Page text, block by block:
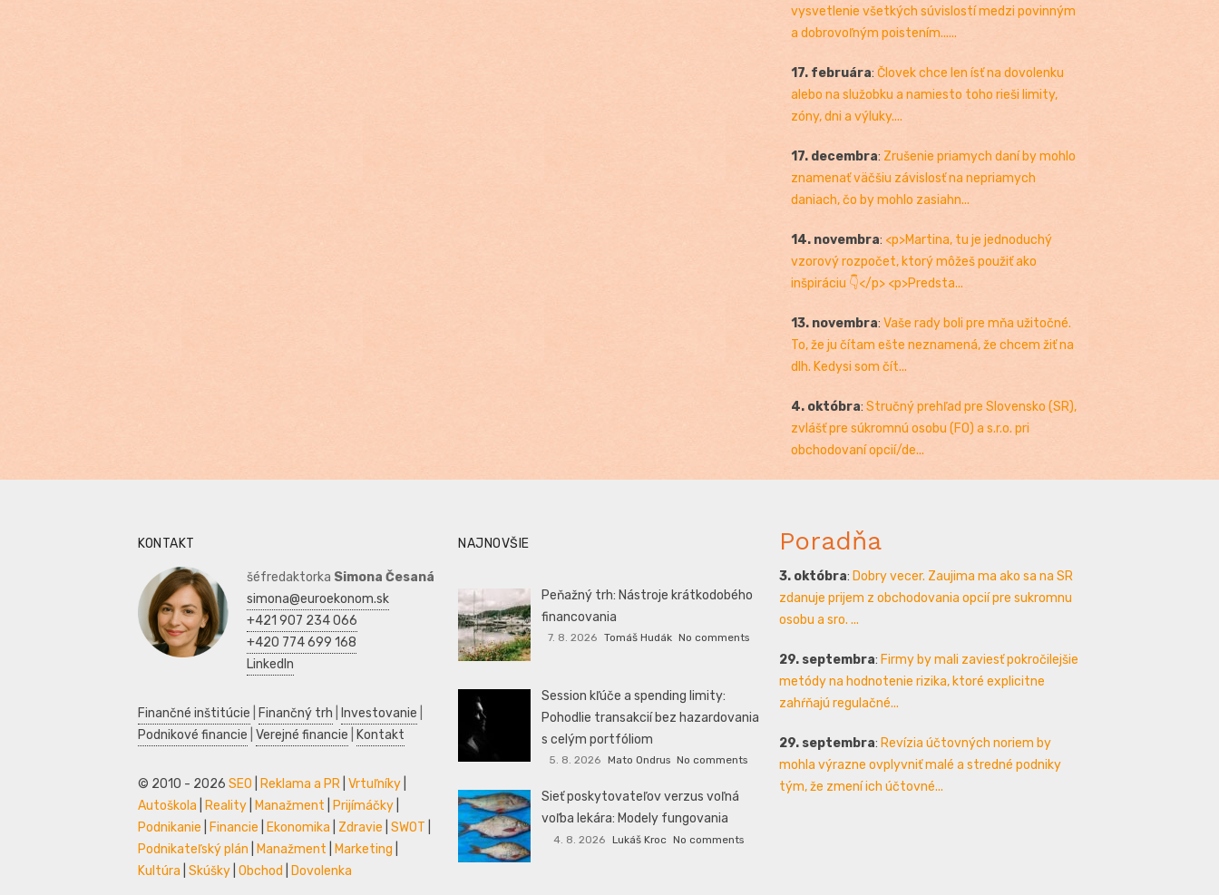
vysvetlenie všetkých súvislostí medzi povinným
a dobrovoľným poistením......
17. februára: Človek chce len ísť na dovolenku
alebo na služobku a namiesto toho rieši limity,
zóny, dni a výluky....
17. decembra: Zrušenie priamych daní by mohlo
znamenať väčšiu závislosť na nepriamych
daniach, čo by mohlo zasiahn...
14. novembra: <p>Martina, tu je jednoduchý
vzorový rozpočet, ktorý môžeš použiť ako
inšpiráciu 👇</p> <p>Predsta...
13. novembra: Vaše rady boli pre mňa užitočné.
To, že ju čítam ešte neznamená, že chcem žiť na
dlh. Kedysi som čít...
4. októbra: Stručný prehľad pre Slovensko (SR),
zvlášť pre súkromnú osobu (FO) a s.r.o. pri
obchodovaní opcií/de...
KONTAKT
šéfredaktorka Simona Česaná
simona@euroekonom.sk
+421 907 234 066
+420 774 699 168
LinkedIn
Finančné inštitúcie Finančný trh Investovanie
Podnikové financie Verejné financie Kontakt
© 2010 - 2026 SEO Reklama a PR Vrtuľníky
Autoškola
Reality Manažment Prijímáčky
Podnikanie
Financie Ekonomika Zdravie SWOT
Podnikateľský plán
Manažment Marketing
Kultúra Skúšky Obchod Dovolenka
NAJNOVŠIE
Peňažný trh: Nástroje krátkodobého
financovania
7. 8. 2026 Tomáš Hudák No comments
Session kľúče a spending limity:
Pohodlie transakcií bez hazardovania
s celým portfóliom
5. 8. 2026 Mato Ondrus No comments
Sieť poskytovateľov verzus voľná
voľba lekára: Modely fungovania
4. 8. 2026 Lukáš Kroc No comments
Poradňa
3. októbra: Dobry vecer. Zaujima ma ako sa na SR
zdanuje prijem z obchodovania opcií pre sukromnu
osobu a sro. ...
29. septembra: Firmy by mali zaviesť pokročilejšie
metódy na hodnotenie rizika, ktoré explicitne
zahŕňajú regulačné...
29. septembra: Revízia účtovných noriem by
mohla výrazne ovplyvniť malé a stredné podniky
tým, že zmení ich účtovné...